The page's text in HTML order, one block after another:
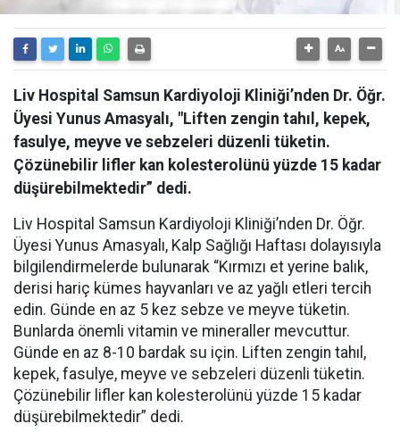
Liv Hospital Samsun Kardiyoloji Kliniği’nden Dr. Öğr.
Üyesi Yunus Amasyalı, "Liften zengin tahıl, kepek,
fasulye, meyve ve sebzeleri düzenli tüketin.
Çözünebilir lifler kan kolesterolünü yüzde 15 kadar
düşürebilmektedir” dedi.
Liv Hospital Samsun Kardiyoloji Kliniği’nden Dr. Öğr.
Üyesi Yunus Amasyalı, Kalp Sağlığı Haftası dolayısıyla
bilgilendirmelerde bulunarak “Kırmızı et yerine balık,
derisi hariç kümes hayvanları ve az yağlı etleri tercih
edin. Günde en az 5 kez sebze ve meyve tüketin.
Bunlarda önemli vitamin ve mineraller mevcuttur.
Günde en az 8-10 bardak su için. Liften zengin tahıl,
kepek, fasulye, meyve ve sebzeleri düzenli tüketin.
Çözünebilir lifler kan kolesterolünü yüzde 15 kadar
düşürebilmektedir” dedi.